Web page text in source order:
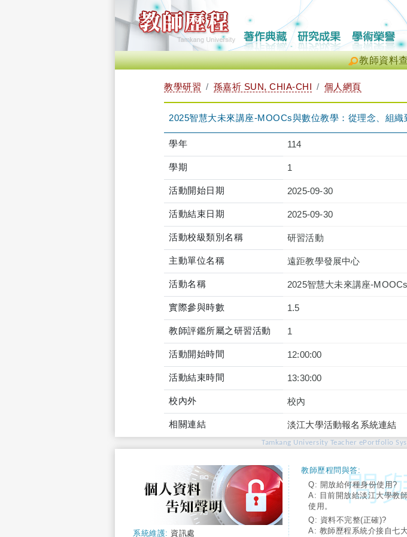
教師資料
教學研習 孫嘉祈 SUN, CHIA-CHI 個人網頁
2025智慧大未來講座-MOOCs與數位教學：從理念、組織
學年 114
學期 1
活動開始日期 2025-09-30
活動結束日期 2025-09-30
活動校級類別名稱 研習活動
主動單位名稱 遠距教學發展中心
活動名稱 2025智慧大未來講座-
實際參與時數 1.5
教師評鑑所屬之研習活動 1
活動開始時間 12:00:00
活動結束時間 13:30:00
校內外 校內
相關連結 淡江大學活動報名系統連結
Tamkang University Teacher ePortfolio
系統維護: 資訊處
教師歷程問與答:
Q: 開放給何種身份使用?
A: 目前開放給淡江大學教
使用。
Q: 資料不完整(正確)?
A: 教師歷程系統介接自七